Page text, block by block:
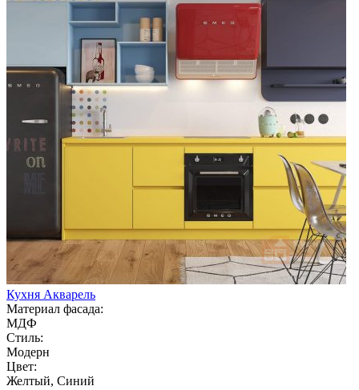
Кухня Акварель
Материал фасада:
МДФ
Стиль:
Модерн
Цвет:
Желтый, Синий